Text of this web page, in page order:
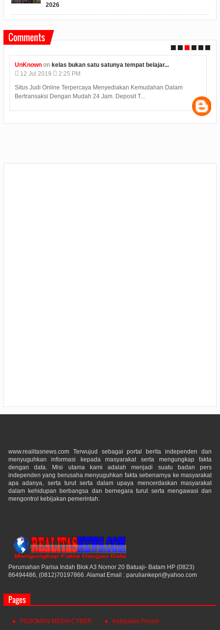
2026
Comments
UnKnownon kelas bukan satu satunya tempat belajar...
12 Jul 2019
2:25 PM
Situs Judi Online Terpercaya Menyediakan Kemudahan Dalam
Bertransaksi Dengan Mudah 24 Jam. Deposit T...
www.realitasnews.com Terwujud sebagai portal berita independen dan
menyuguhkan informasi kepada masyarakat serta mengungkap fakta
dengan data. Misi utama kami adalah menjadi suatu badan pers
independen yang berusaha menyuguhkan fakta sebenarnya ke masyarakat
apa adanya, serta turut serta dalam upaya mencerdaskan masyarakat
dalam kehidupan berbangsa dan bernegara turut serta mengawasi dan
mengontrol kebijakan pemerintah.
Perumahan Parisa Indah Blok A3 Nomor 20 Batuaji- Batam HP (0823)
86494486, (0812)70197866. Alamat Email : paruliankepri@yahoo.com
Pages
PEDOMAN MEDIA CYBER Kebijakan Privasi